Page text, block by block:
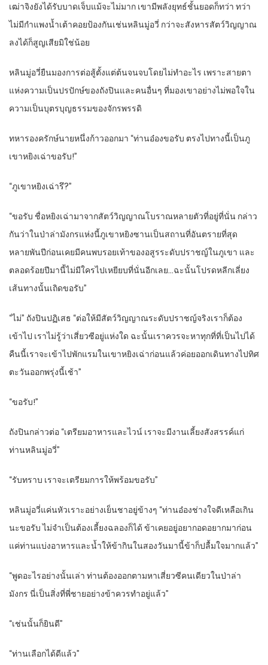
เฒ่าจิงยังได้รับบาดเจ็บแม้จะไม่มาก เขามีพลังยุทธ์ชั้นยอดก็ทว่า ทว่า
ไม่มีกำแพงน้ำเต้าคอยป้องกันเช่นหลินมู่อวี่ กว่าจะสังหารสัตว์วิญญาณ
ลงได้ก็สูญเสียมิใช่น้อย
หลินมู่อวี่ยืนมองการต่อสู้ตั้งแต่ต้นจนจบโดยไม่ทำอะไร เพราะสายตา
แห่งความเป็นปรปักษ์ของถังปินและคนอื่นๆ ที่มองเขาอย่างไม่พอใจใน
ความเป็นบุตรบุญธรรมของจักรพรรดิ
ทหารองครักษ์นายหนึ่งก้าวออกมา “ท่านอ๋องขอรับ ตรงไปทางนี้เป็นภู
เขาหยิงเฉ่าขอรับ!”
“ภูเขาหยิงเฉ่ารึ?”
“ขอรับ ชื่อหยิงเฉ่ามาจากสัตว์วิญญาณโบราณหลายตัวที่อยู่ที่นั่น กล่าว
กันว่าในป่าล่ามังกรแห่งนี้ภูเขาหยิงซานเป็นสถานที่อันตรายที่สุด
หลายพันปีก่อนเคยมีคนพบรอยเท้าของอสูรระดับปราชญ์ในภูเขา และ
ตลอดร้อยปีมานี้ไม่มีใครไปเหยียบที่นั่นอีกเลย…ฉะนั้นโปรดหลีกเลี่ยง
เส้นทางนั้นเถิดขอรับ”
“ไม่” ถังปินปฏิเสธ “ต่อให้มีสัตว์วิญญาณระดับปราชญ์จริงเราก็ต้อง
เข้าไป เราไม่รู้ว่าเสี่ยวซีอยู่แห่งใด ฉะนั้นเราควรจะหาทุกที่ที่เป็นไปได้
คืนนี้เราจะเข้าไปพักแรมในเขาหยิงเฉ่าก่อนแล้วค่อยออกเดินทางไปทิศ
ตะวันออกพรุ่งนี้เช้า”
“ขอรับ!”
ถังปินกล่าวต่อ “เตรียมอาหารและไวน์ เราจะมีงานเลี้ยงสังสรรค์แก่
ท่านหลินมู่อวี่”
“รับทราบ เราจะเตรียมการให้พร้อมขอรับ”
หลินมู่อวี่แค่นหัวเราะอย่างเย็นชาอยู่ข้างๆ “ท่านอ๋องช่างใจดีเหลือเกิน
นะขอรับ ไม่จำเป็นต้องเลี้ยงฉลองก็ได้ ข้าเคยอยู่อยากอดอยากมาก่อน
แค่ท่านแบ่งอาหารและน้ำให้ข้ากินในสองวันมานี้ข้าก็ปลื้มใจมากแล้ว”
“พูดอะไรอย่างนั้นเล่า ท่านต้องออกตามหาเสี่ยวซีคนเดียวในป่าล่า
มังกร นี่เป็นสิ่งที่พี่ชายอย่างข้าควรทำอยู่แล้ว”
“เช่นนั้นก็ยินดี”
“ท่านเลือกได้ดีแล้ว”